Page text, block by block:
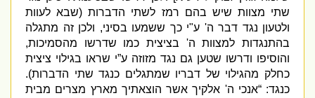
שתי מצוות שיש בהם רמז לשתי הדברות(שבא לעוות
ולטעון נגד דבר ה 'ע י כך ששמעו בסיני,ולכן זה מתגלה
בהתנגדות למצוות ה 'בציצית כמו שדרשו מהסמיכות,
והוסיפו ודרשו שטען גם נגד מזוזה ע”י שראו בגילוי ציצית
כחלק מהגילוי של דבריו שמתגלים כנגד שתי הדברות).
כנגד: “אנכי ה 'אלקיך אשר הוצאתיך מארץ מצרים מבית